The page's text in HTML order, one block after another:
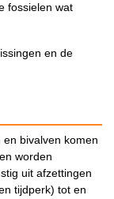
fossielen wat
en de
bivalven komen
worden
uit afzettingen
tijdperk) tot en